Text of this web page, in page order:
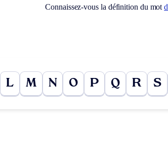
Connaissez-vous la définition du mot
L M N O P Q R S